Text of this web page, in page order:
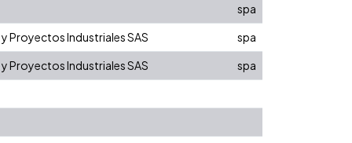
spa
Proyectos Industriales SAS
spa
Proyectos Industriales SAS
spa